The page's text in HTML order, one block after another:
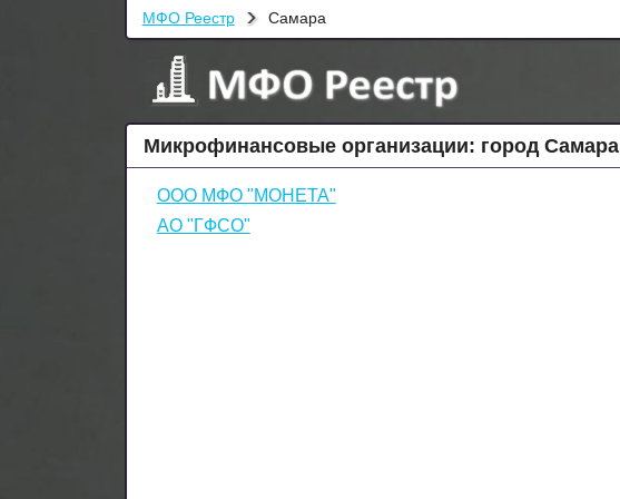
МФО Реестр Самара
Микрофинансовые организации: город Самара
ООО МФО "МОНЕТА"
АО "ГФСО"